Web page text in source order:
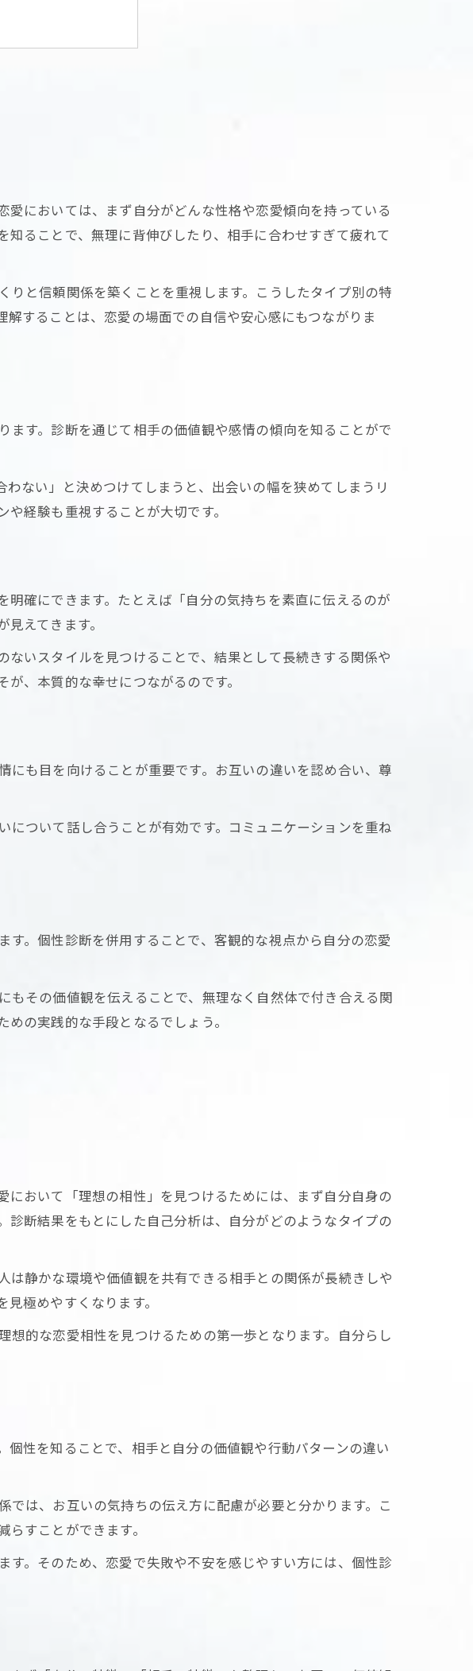
断で発見
する方法
見つけ方
事例紹介
響とは
向の特徴
の活用例
見つかる
り越え方
的な使い方
を知る
性の関係
感の作り方
の実践法
の使い方
においては、まず自分がどんな性格や恋愛傾向を持っている
ることで、無理に背伸びしたり、相手に合わせすぎて疲れて
と信頼関係を築くことを重視します。こうしたタイプ別の特
することは、恋愛の場面での自信や安心感にもつながりま
す。診断を通じて相手の価値観や感情の傾向を知ることがで
ない」と決めつけてしまうと、出会いの幅を狭めてしまうリ
経験も重視することが大切です。
確にできます。たとえば「自分の気持ちを素直に伝えるのが
えてきます。
いスタイルを見つけることで、結果として長続きする関係や
、本質的な幸せにつながるのです。
も目を向けることが重要です。お互いの違いを認め合い、尊
ついて話し合うことが有効です。コミュニケーションを重ね
。個性診断を併用することで、客観的な視点から自分の恋愛
その価値観を伝えることで、無理なく自然体で付き合える関
の実践的な手段となるでしょう。
おいて「理想の相性」を見つけるためには、まず自分自身の
断結果をもとにした自己分析は、自分がどのようなタイプの
静かな環境や価値観を共有できる相手との関係が長続きしや
極めやすくなります。
的な恋愛相性を見つけるための第一歩となります。自分らし
性を知ることで、相手と自分の価値観や行動パターンの違い
は、お互いの気持ちの伝え方に配慮が必要と分かります。こ
すことができます。
。そのため、恋愛で失敗や不安を感じやすい方には、個性診